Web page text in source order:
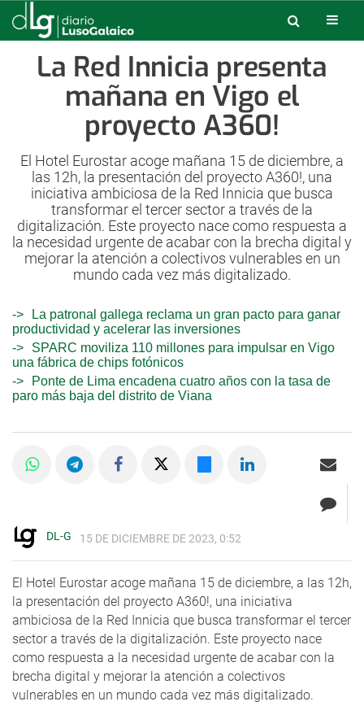
La Red Innicia presenta
mañana en Vigo el
proyecto A360!
El Hotel Eurostar acoge mañana 15 de diciembre, a
las 12h, la presentación del proyecto A360!, una
iniciativa ambiciosa de la Red Innicia que busca
transformar el tercer sector a través de la
digitalización. Este proyecto nace como respuesta a
la necesidad urgente de acabar con la brecha digital y
mejorar la atención a colectivos vulnerables en un
mundo cada vez más digitalizado.
La patronal gallega reclama un gran pacto para ganar
productividad y acelerar las inversiones
SPARC moviliza 110 millones para impulsar en Vigo
una fábrica de chips fotónicos
Ponte de Lima encadena cuatro años con la tasa de
paro más baja del distrito de Viana
DL-G 15 DE DICIEMBRE DE 2023, 0:52
El Hotel Eurostar acoge mañana 15 de diciembre, a las 12h,
la presentación del proyecto A360!, una iniciativa
ambiciosa de la Red Innicia que busca transformar el tercer
sector a través de la digitalización. Este proyecto nace
como respuesta a la necesidad urgente de acabar con la
brecha digital y mejorar la atención a colectivos
vulnerables en un mundo cada vez más digitalizado.